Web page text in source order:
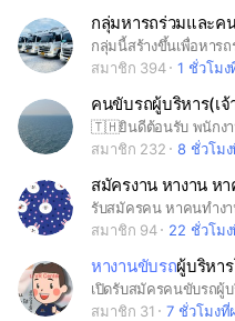
สมาชิก 394
1 ชั่วโม
คนขับรถผู้บริหาร(เจ้
สมาชิก 232
8 ชั่วโม
สมัครงาน หางาน ห
สมาชิก 94
22 ชั่วโม
หางานขับรถผู้บริหา
เปิดรับสมัครคนขับรถผู้
สมาชิก 31
7 ชั่วโมงที่